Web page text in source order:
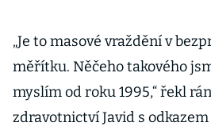
„Je to masové vraždění v
měřítku. Něčeho takového
myslím od roku 1995,“ řekl
zdravotnictví Javid s